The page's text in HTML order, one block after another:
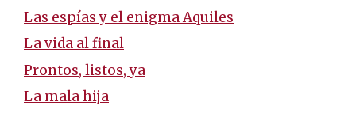
Las espías y el enigma Aquiles
La vida al final
Prontos, listos, ya
La mala hija